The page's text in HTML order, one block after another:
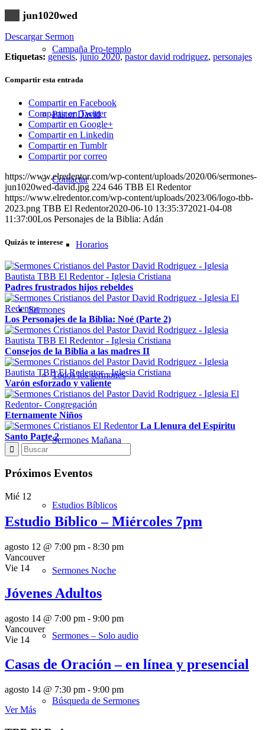
Campaña Pro-templo
Pastor David
Contactar
Horarios
Sermones
Todos los sermones
Sermones Mañana
Estudios Bíblicos
Sermones Noche
Sermones – Solo audio
Búsqueda de Sermones
jun1020wed
Descargar Sermon
Etiquetas: genesis,junio 2020,pastor david rodriguez, personajes
Compartir esta entrada
Compartir en Facebook
Compartir en Twitter
Compartir en Google+
Compartir en Linkedin
Compartir en Tumblr
Compartir por correo
https://www.elredentor.com/wp-content/uploads/2020/06/sermones-
jun1020wed-david.jpg 224 646 TBB El Redentor
https://www.elredentor.com/wp-content/uploads/2023/06/logo-tbb-
2023.png TBB El Redentor2020-06-10 13:35:372021-04-08
11:37:00Los Personajes de la Biblia: Adán
Quizás te interese
Padres frustrados hijos rebeldes
Los Personajes de la Biblia: Noé (Parte 2)
Consejos de la Biblia a las madres II
Varón esforzado y valiente
Eternamente Niños
La Llenura del Espíritu
Santo Parte 2
Próximos Eventos
Mié 12
Estudio Bíblico – Miércoles 7pm
agosto 12 @ 7:00 pm - 8:30 pm
Vancouver
Vie 14
Jóvenes Adultos
agosto 14 @ 7:00 pm - 9:00 pm
Vancouver
Vie 14
Casas de Oración – en línea y presencial
agosto 14 @ 7:30 pm - 9:00 pm
Ver Más